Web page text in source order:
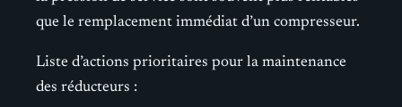
que le remplacement immédiat d’un compresseur.
Liste d’actions prioritaires pour la maintenance
des réducteurs :